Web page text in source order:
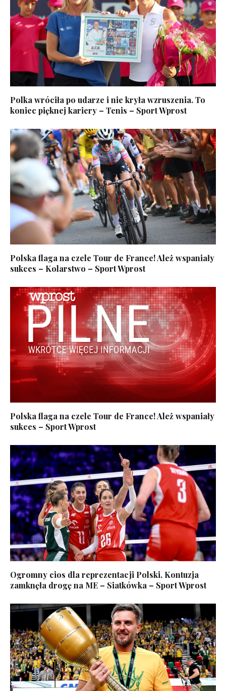
Polka wróciła po udarze i nie kryła wzruszenia. To
koniec pięknej kariery – Tenis – Sport Wprost
Polska flaga na czele Tour de France! Ależ wspaniały
sukces – Kolarstwo – Sport Wprost
Polska flaga na czele Tour de France! Ależ wspaniały
sukces – Sport Wprost
Ogromny cios dla reprezentacji Polski. Kontuzja
zamknęła drogę na ME – Siatkówka – Sport Wprost